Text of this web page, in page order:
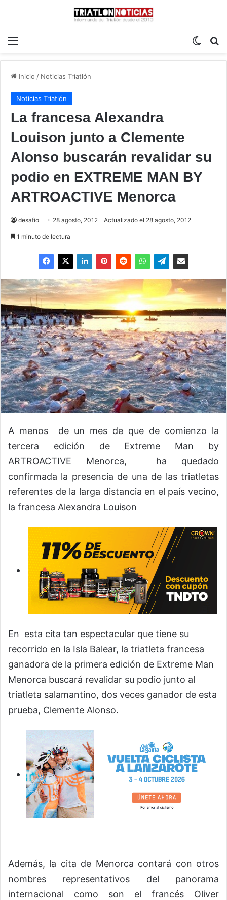
Inicio / Noticias Triatlón
Noticias Triatlón
La francesa Alexandra
Louison junto a Clemente
Alonso buscarán revalidar su
podio en EXTREME MAN BY
ARTROACTIVE Menorca
desafio 28 agosto, 2012 Actualizado el 28 agosto, 2012
1 minuto de lectura
A menos de un mes de que de comienzo la
tercera edición de Extreme Man by
ARTROACTIVE Menorca, ha quedado
confirmada la presencia de una de las triatletas
referentes de la larga distancia en el país vecino,
la francesa Alexandra Louison
En esta cita tan espectacular que tiene su
recorrido en la Isla Balear, la triatleta francesa
ganadora de la primera edición de Extreme Man
Menorca buscará revalidar su podio junto al
triatleta salamantino, dos veces ganador de esta
prueba, Clemente Alonso.
Además, la cita de Menorca contará con otros
nombres representativos del panorama
internacional como son el francés Oliver